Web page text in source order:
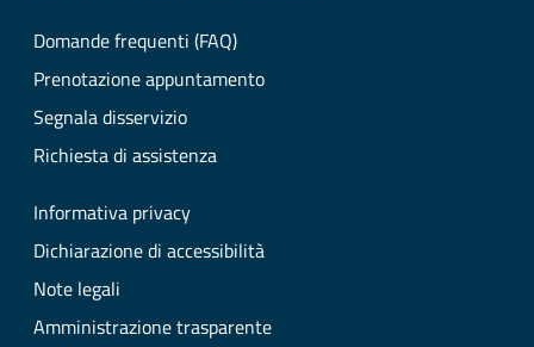
Domande frequenti (FAQ)
Prenotazione appuntamento
Segnala disservizio
Richiesta di assistenza
Informativa privacy
Dichiarazione di accessibilità
Note legali
Amministrazione trasparente